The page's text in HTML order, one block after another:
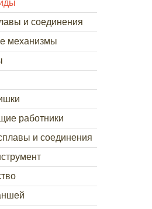
и соединения
механизмы
работники
и соединения